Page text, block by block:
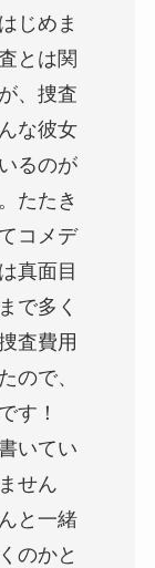
じめま
とは関
、捜査
な彼女
るのが
たたき
コメデ
真面目
で多く
査費用
ので、
す！
いてい
せん
と一緒
のかと